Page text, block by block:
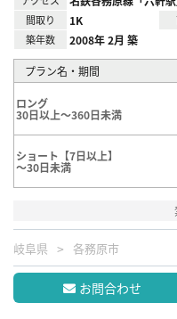
間取り 1K
築年数 2008年 2月 築
プラン名・期間
ロング
30日以上～360日未満
ショート【7日以上】
～30日未満
岐阜県 各務原市
お問合わせ